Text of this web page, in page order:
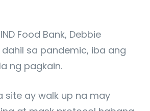
Food Bank, Debbie
dahil sa pandemic, iba ang
ng pagkain.
site ay walk up na may